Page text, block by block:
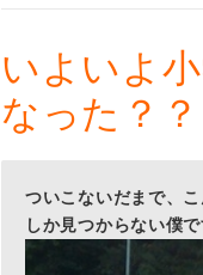
いよいよ
なった？？
ついこないだまで、
しか見つからない僕で